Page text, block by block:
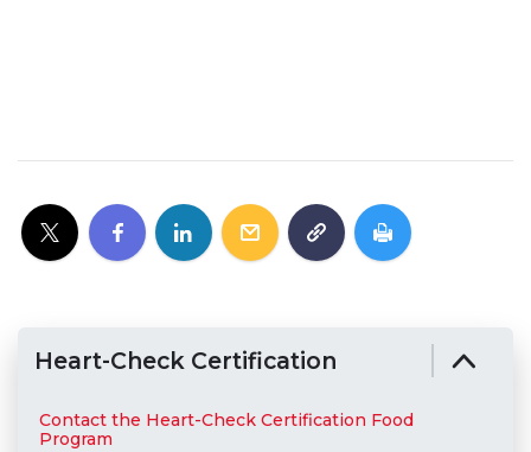
Heart-Check Certification
Contact the Heart-Check Certification Food
Program